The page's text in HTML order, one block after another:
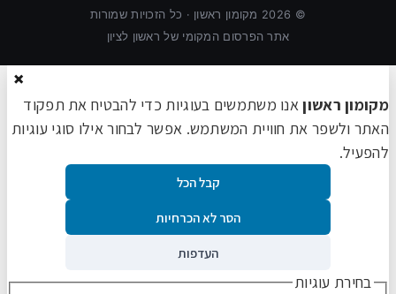
©
2026 מקומון ראשון · כל הזכויות שמורות
אתר הפרסום המקומי של ראשון לציון
×
מקומון ראשוןאנו משתמשים בעוגיות כדי להבטיח את תפקוד
האתר ולשפר את חוויית המשתמש. אפשר לבחור אילו סוגי עוגיות
להפעיל.
קבל הכל
הסר לא הכרחיות
העדפות
בחירת עוגיות